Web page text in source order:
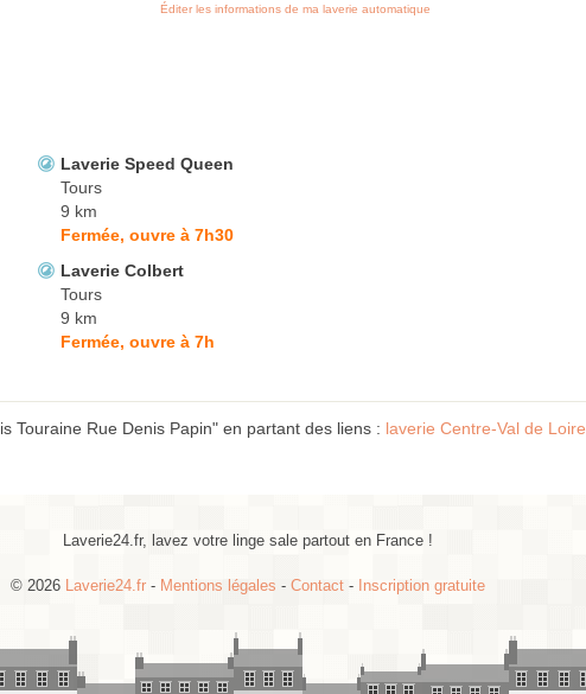
Éditer les informations de ma laverie automatique
Laverie Speed Queen
Tours
9 km
Fermée, ouvre à 7h30
Laverie Colbert
Tours
9 km
Fermée, ouvre à 7h
Touraine Rue Denis Papin" en partant des liens : laverie Centre-Val de Loire
Laverie24.fr, lavez votre linge sale partout en France !
© 2026 Laverie24.fr - Mentions légales - Contact - Inscription gratuite